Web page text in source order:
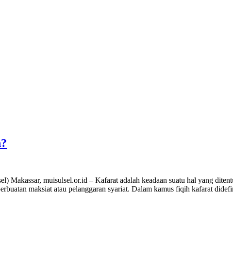
muisulsel.or.id – Kafarat adalah keadaan suatu hal yang
maksiat atau pelanggaran syariat. Dalam kamus fiqih kafarat